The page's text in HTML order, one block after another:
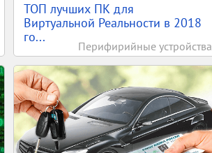
ТОП лучших ПК для
Виртуальной Реальности в 2018
го...
Перифирийные устройства